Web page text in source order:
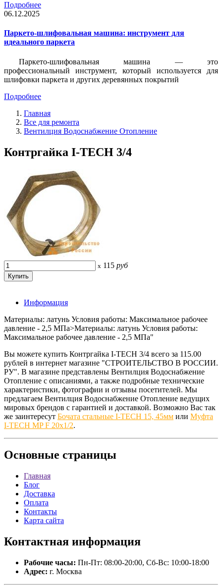
Подробнее
06.12.2025
Паркето-шлифовальная машина: инструмент для
идеального паркета
Паркето-шлифовальная машина — это
профессиональный инструмент, который используется для
шлифовки паркета и других деревянных покрытий
Подробнее
Главная
Все для ремонта
Вентилция Водоснабжение Отопление
Контргайка I-TECH 3/4
x 115 руб
Информация
Материалы: латунь Условия работы: Максимальное рабочее
давление - 2,5 МПа>Материалы: латунь Условия работы:
Максимальное рабочее давление - 2,5 МПа"
Вы можете купить Контргайка I-TECH 3/4 всего за 115.00
рублей в интернет магазине "СТРОИТЕЛЬСТВО В РОССИИ.
РУ". В магазине представлены Вентилция Водоснабжение
Отопление с описаниями, а также подробные технические
характеристики, фотографии и отзывы посетителей. Мы
предлагаем Вентилция Водоснабжение Отопление ведущих
мировых брендов с гарантией и доставкой. Возможно Вас так
же заинтересут Бочата стальные I-TECH 15, 45мм или Муфта
I-TECH MP F 20x1/2.
Основные страницы
Главная
Блог
Доставка
Оплата
Контакты
Карта сайта
Контактная информация
Рабочие часы: Пн-Пт: 08:00-20:00, Сб-Вс: 10:00-18:00
Адрес: г. Москва